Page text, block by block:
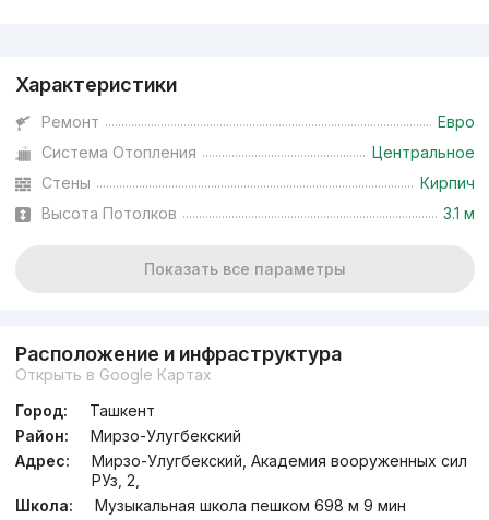
Характеристики
Ремонт
Евро
Система Отопления
Центральное
Стены
Кирпич
Высота Потолков
3.1 м
Показать все параметры
Расположение и инфраструктура
Открыть в Google Картах
Город:
Ташкент
Район:
Мирзо-Улугбекский
Адрес:
Мирзо-Улугбекский, Академия вооруженных сил
РУз, 2,
Школа:
Музыкальная школа пешком 698 м 9 мин